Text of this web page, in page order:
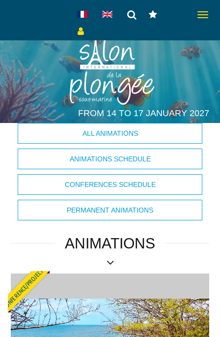
Toggle
FROM 14 TO 17 JANUARY 2027
ALL ANIMATIONS
ANIMATIONS SCHEDULE
CONFERENCES SCHEDULE
PERMANENT ANIMATIONS
ANIMATIONS
CONFERENCE/PROJECTION